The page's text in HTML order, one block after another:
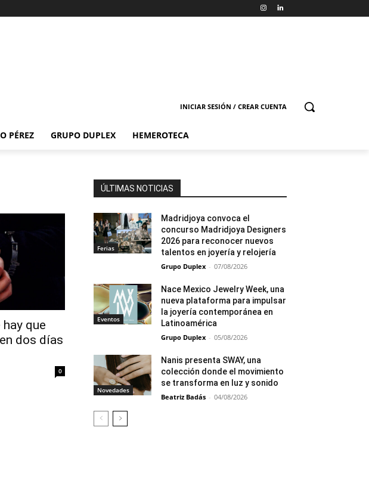
INICIAR SESIÓN / CREAR CUENTA
PÉREZ GRUPO DUPLEX HEMEROTECA
que
dos días
0
ÚLTIMAS NOTICIAS
Ferias
Madridjoya convoca el
concurso Madridjoya Designers
2026 para reconocer nuevos
talentos en joyería y relojería
Grupo Duplex - 07/08/2026
Eventos
Nace Mexico Jewelry Week, una
nueva plataforma para impulsar
la joyería contemporánea en
Latinoamérica
Grupo Duplex - 05/08/2026
Novedades
Nanis presenta SWAY, una
colección donde el movimiento
se transforma en luz y sonido
Beatriz Badás - 04/08/2026